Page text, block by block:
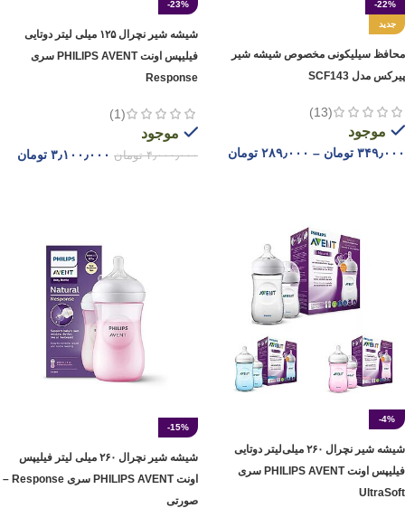
-22%
جدید
محافظ سیلیکونی مخصوص شیشه شیر
پیرکس مدل SCF143
(13)
موجود
۳۴۹٫۰۰۰ تومان – ۲۸۹٫۰۰۰ تومان
-23%
شیشه شیر نچرال ۱۲۵ میلی لیتر دوتایی
فیلیپس اونت PHILIPS AVENT سری
Response
(1)
موجود
۴٫۰۰۰٫۰۰۰ تومان ۳٫۱۰۰٫۰۰۰ تومان
-4%
شیشه شیر نچرال ۲۶۰ میلی‌لیتر دوتایی
فیلیپس اونت PHILIPS AVENT سری
UltraSoft
-15%
شیشه شیر نچرال ۲۶۰ میلی لیتر فیلیپس
اونت PHILIPS AVENT سری Response –
صورتی